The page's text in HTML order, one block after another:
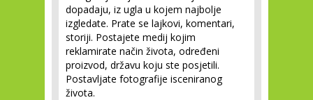
dopadaju, iz ugla u kojem najbolje
izgledate. Prate se lajkovi, komentari,
storiji. Postajete medij kojim
reklamirate način života, određeni
proizvod, državu koju ste posjetili.
Postavljate fotografije isceniranog
života.